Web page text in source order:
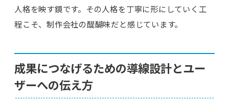
人格を映す鏡です。その人格を丁寧に形にしていく工
程こそ、制作会社の醍醐味だと感じています。
成果につなげるための導線設計とユー
ザーへの伝え方